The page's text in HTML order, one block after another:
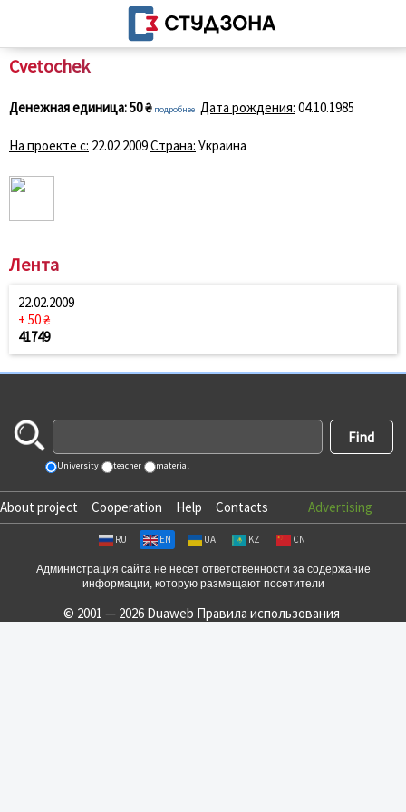
Cvetochek
Денежная единица:50 ₴ подробнее Дата рождения: 04.10.1985
На проекте с: 22.02.2009Страна: Украина
Лента
22.02.2009
+ 50 ₴
41749
University teacher material
About project Cooperation Help Contacts Advertising
RU EN UA KZ CN
Администрация сайта не несет ответственности за содержание
информации, которую размещают посетители
© 2001 — 2026 Duaweb Правила использования